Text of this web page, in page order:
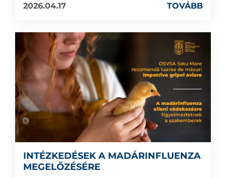
2026.04.17
TOVÁBB
INTÉZKEDÉSEK A MADÁRINFLUENZA
MEGELŐZÉSÉRE